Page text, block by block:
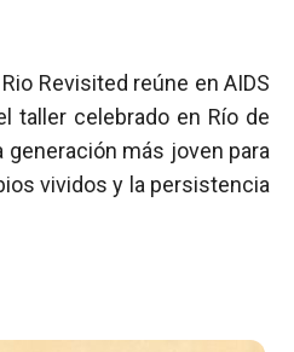
Revisited reúne en AIDS
taller celebrado en Río de
generación más joven para
vividos y la persistencia